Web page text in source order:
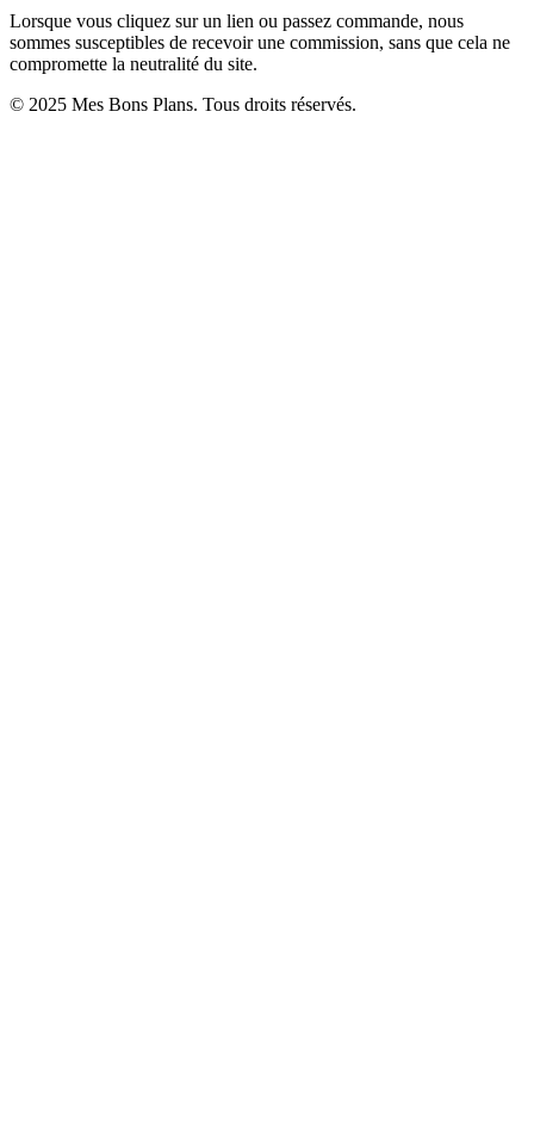
Lorsque vous cliquez sur un lien ou passez commande, nous
sommes susceptibles de recevoir une commission, sans que cela ne
compromette la neutralité du site.
© 2025 Mes Bons Plans. Tous droits réservés.